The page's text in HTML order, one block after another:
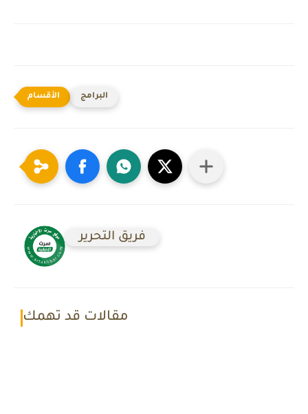
البرامج
فريق التحرير
مقالات قد تهمك